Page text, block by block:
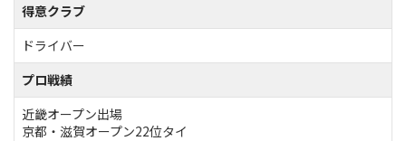
得意クラブ
ドライバー
プロ戦績
近畿オープン出場
京都・滋賀オープン22位タイ